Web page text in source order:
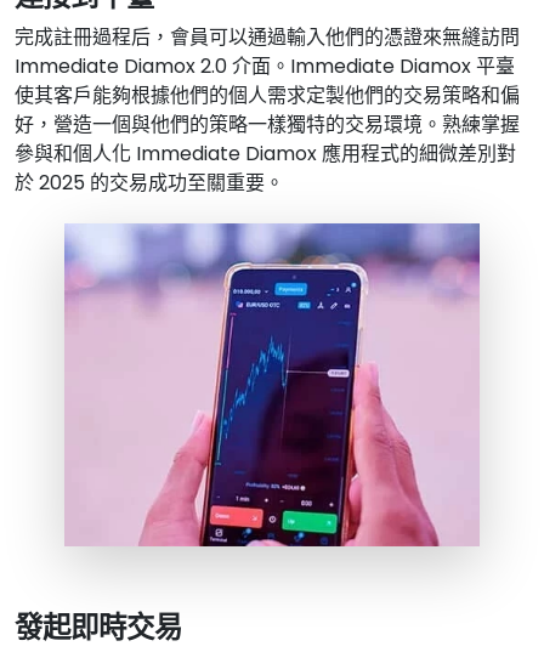
完成註冊過程后，會員可以通過輸入他們的憑證來無縫訪問
Immediate Diamox 2.0 介面。Immediate Diamox 平臺
使其客戶能夠根據他們的個人需求定製他們的交易策略和偏
好，營造一個與他們的策略一樣獨特的交易環境。熟練掌握
參與和個人化 Immediate Diamox 應用程式的細微差別對
於 2025 的交易成功至關重要。
發起即時交易